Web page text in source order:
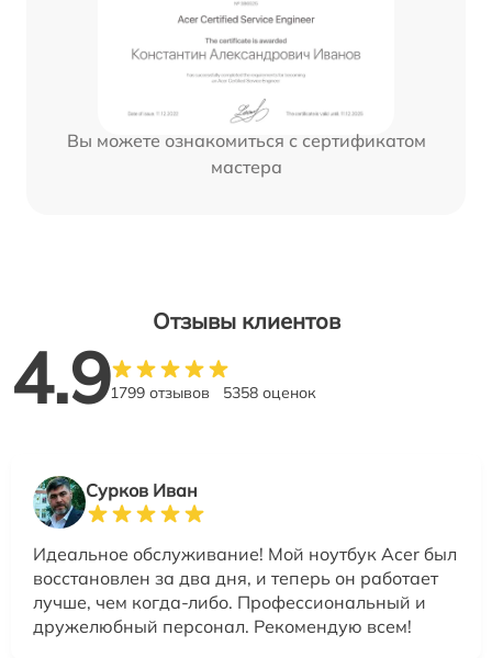
Вы можете ознакомиться с сертификатом
мастера
Отзывы клиентов
4.91799 отзывов 5358 оценок
Сурков Иван
Идеальное обслуживание! Мой ноутбук Acer был
восстановлен за два дня, и теперь он работает
лучше, чем когда-либо. Профессиональный и
дружелюбный персонал. Рекомендую всем!